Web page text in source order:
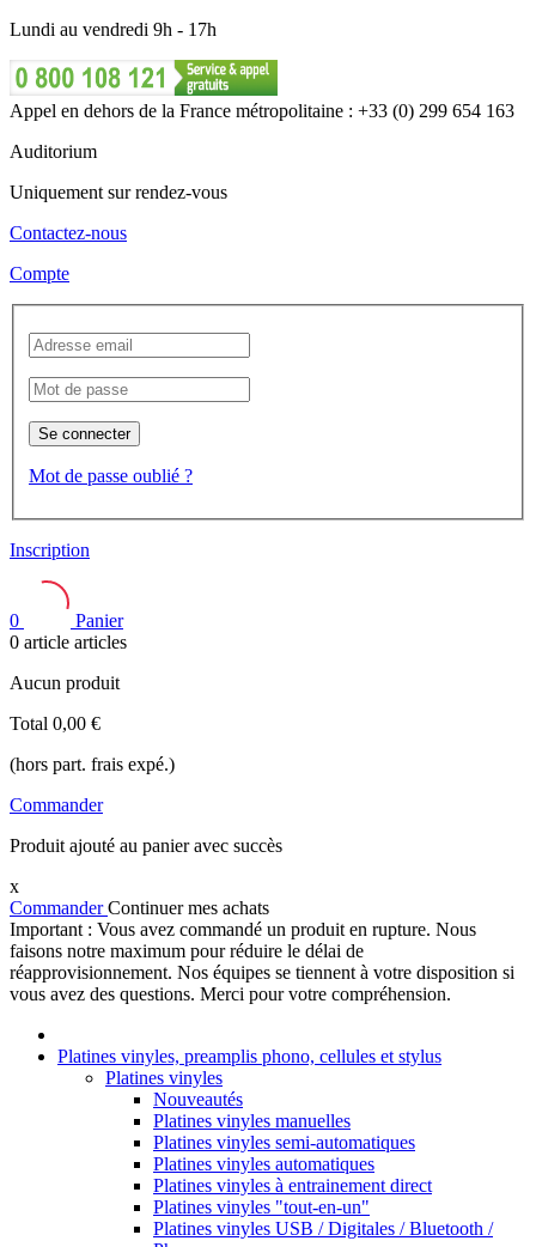
Lundi au vendredi 9h - 17h
Appel en dehors de la France métropolitaine : +33 (0) 299 654 163
Auditorium
Uniquement sur rendez-vous
Contactez-nous
Compte
Se connecter
Mot de passe oublié ?
Inscription
0
Panier
0 article articles
Aucun produit
Total 0,00 €
(hors part. frais expé.)
Commander
Produit ajouté au panier avec succès
x
CommanderContinuer mes achats
Important : Vous avez commandé un produit en rupture. Nous
faisons notre maximum pour réduire le délai de
réapprovisionnement. Nos équipes se tiennent à votre disposition si
vous avez des questions. Merci pour votre compréhension.
Platines vinyles, preamplis phono, cellules et stylus
Platines vinyles
Nouveautés
Platines vinyles manuelles
Platines vinyles semi-automatiques
Platines vinyles automatiques
Platines vinyles à entrainement direct
Platines vinyles "tout-en-un"
Platines vinyles USB / Digitales / Bluetooth /